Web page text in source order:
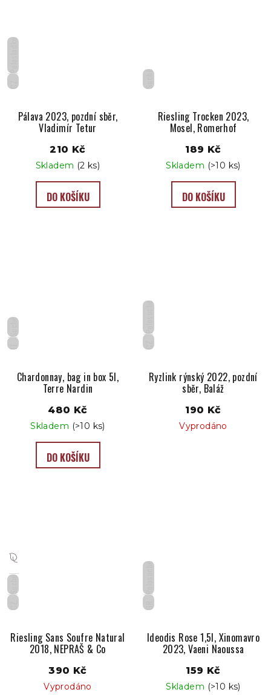
CZ
Pálava 2023, pozdní sběr,
Vladimír Tetur
210 Kč
Skladem (2 ks)
DO KOŠÍKU
Suché
Riesling Trocken 2023,
Mosel, Romerhof
189 Kč
Skladem (>10 ks)
DO KOŠÍKU
IT
Suché
Chardonnay, bag in box 5l,
Terre Nardin
480 Kč
Skladem (>10 ks)
DO KOŠÍKU
CZ
Ryzlink rýnský 2022, pozdní
sběr, Baláž
190 Kč
Vyprodáno
CZ
Suché
Riesling Sans Soufre Natural
2018, NEPRAŠ & Co
390 Kč
Vyprodáno
GR
Ideodis Rose 1,5l, Xinomavro
2023, Vaeni Naoussa
159 Kč
Skladem (>10 ks)